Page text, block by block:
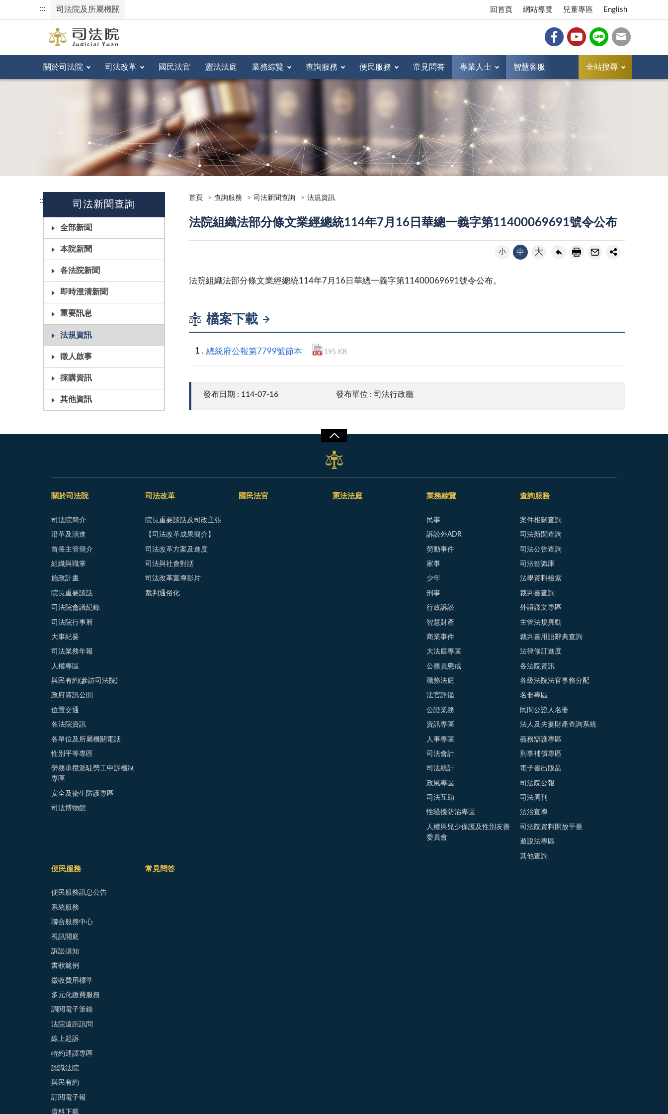
::: 司法院及所屬機關 回首頁 網站導覽 兒童專區 English
關於司法院 司法改革 國民法官 憲法法庭 業務綜覽 查詢服務 便民服務 常見問答 專業人士 智慧客服 全站搜尋
::: 司法新聞查詢
全部新聞
本院新聞
各法院新聞
即時澄清新聞
重要訊息
法規資訊
徵人啟事
採購資訊
其他資訊
首頁 查詢服務 司法新聞查詢 法規資訊
法院組織法部分條文業經總統114年7月16日華總一義字第11400069691號令公布
小 中 大
法院組織法部分條文業經總統114年7月16日華總一義字第11400069691號令公布。
檔案下載
總統府公報第7799號節本 195 KB
發布日期 : 114-07-16 發布單位 : 司法行政廳
關於司法院
司法院簡介
沿革及演進
首長主管簡介
組織與職掌
施政計畫
院長重要談話
司法院會議紀錄
司法院行事曆
大事紀要
司法業務年報
人權專區
與民有約(參訪司法院)
政府資訊公開
位置交通
各法院資訊
各單位及所屬機關電話
性別平等專區
勞務承攬派駐勞工申訴機制
專區
安全及衛生防護專區
司法博物館
司法改革
院長重要談話及司改主張
【司法改革成果簡介】
司法改革方案及進度
司法與社會對話
司法改革宣導影片
裁判通俗化
國民法官 憲法法庭 業務綜覽
民事
訴訟外ADR
勞動事件
家事
少年
刑事
行政訴訟
智慧財產
商業事件
大法庭專區
公務員懲戒
職務法庭
法官評鑑
公證業務
資訊專區
人事專區
司法會計
司法統計
政風專區
司法互助
性騷擾防治專區
人權與兒少保護及性別友善
委員會
查詢服務
案件相關查詢
司法新聞查詢
司法公告查詢
司法智識庫
法學資料檢索
裁判書查詢
外語譯文專區
主管法規異動
裁判書用語辭典查詢
法律修訂進度
各法院資訊
各級法院法官事務分配
名冊專區
民間公證人名冊
法人及夫妻財產查詢系統
義務辯護專區
刑事補償專區
電子書出版品
司法院公報
司法周刊
法治宣導
司法院資料開放平臺
遊說法專區
其他查詢
便民服務
便民服務訊息公告
系統服務
聯合服務中心
視訊開庭
訴訟須知
書狀範例
徵收費用標準
多元化繳費服務
調閱電子筆錄
法院遠距訊問
線上起訴
特約通譯專區
認識法院
與民有約
訂閱電子報
資料下載
常見問答